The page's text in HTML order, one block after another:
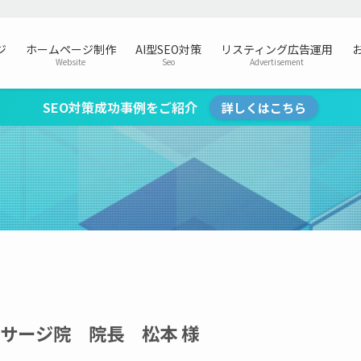
ホームページ制作
Website
AI型SEO対策
Seo
リスティング広告運用
Advertisement
SEO対策成功事例をご紹介 詳しくはこちら
サージ院 院長 松本 様